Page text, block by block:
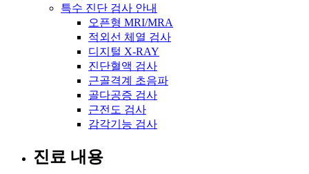
특수 진단 검사 안내
오픈형 MRI/MRA
적외선 체열 검사
디지털 X-RAY
진단혈액 검사
근골격계 초음파
골다공증 검사
근전도 검사
감각기능 검사
진료 내용